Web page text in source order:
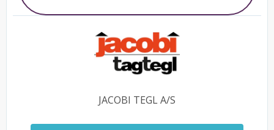
JACOBI TEGL A/S